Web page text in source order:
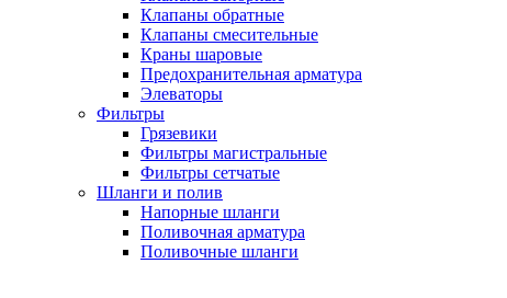
Клапаны обратные
Клапаны смесительные
Краны шаровые
Предохранительная арматура
Элеваторы
Фильтры
Грязевики
Фильтры магистральные
Фильтры сетчатые
Шланги и полив
Напорные шланги
Поливочная арматура
Поливочные шланги